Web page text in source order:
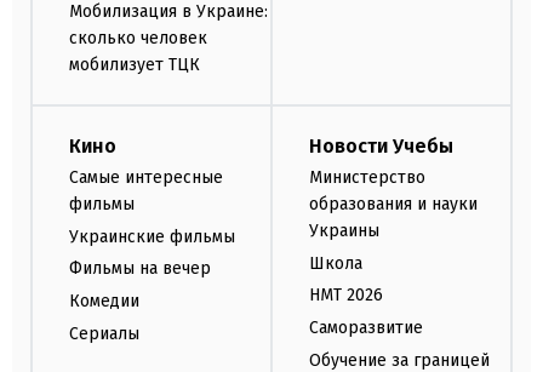
Мобилизация в Украине:
сколько человек
мобилизует ТЦК
Кино
Самые интересные
фильмы
Украинские фильмы
Фильмы на вечер
Комедии
Сериалы
Новости Учебы
Министерство
образования и науки
Украины
Школа
НМТ 2026
Саморазвитие
Обучение за границей